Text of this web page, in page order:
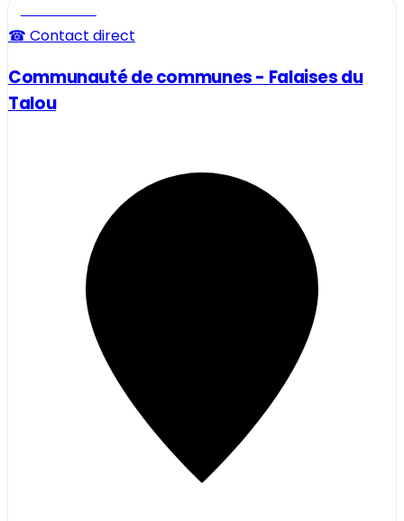
☎ Contact direct
Communauté de communes - Falaises du
Talou